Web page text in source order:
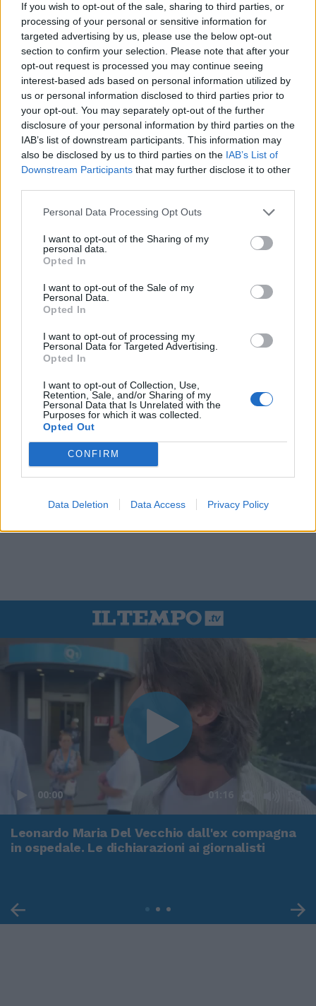
If you wish to opt-out of the sale, sharing to third parties, or
processing of your personal or sensitive information for
targeted advertising by us, please use the below opt-out
section to confirm your selection. Please note that after your
opt-out request is processed you may continue seeing
interest-based ads based on personal information utilized by
us or personal information disclosed to third parties prior to
your opt-out. You may separately opt-out of the further
disclosure of your personal information by third parties on the
IAB’s list of downstream participants. This information may
also be disclosed by us to third parties on the IAB’s List of
Downstream Participants that may further disclose it to other
Personal Data Processing Opt Outs
I want to opt-out of the Sharing of my
personal data.
Opted In
I want to opt-out of the Sale of my
Personal Data.
Opted In
I want to opt-out of processing my
Personal Data for Targeted Advertising.
Opted In
I want to opt-out of Collection, Use,
Retention, Sale, and/or Sharing of my
Personal Data that Is Unrelated with the
Purposes for which it was collected.
Opted Out
CONFIRM
Data Deletion Data Access Privacy Policy
00:00 01:16
Leonardo Maria Del Vecchio dall'ex compagna
in ospedale. Le dichiarazioni ai giornalisti